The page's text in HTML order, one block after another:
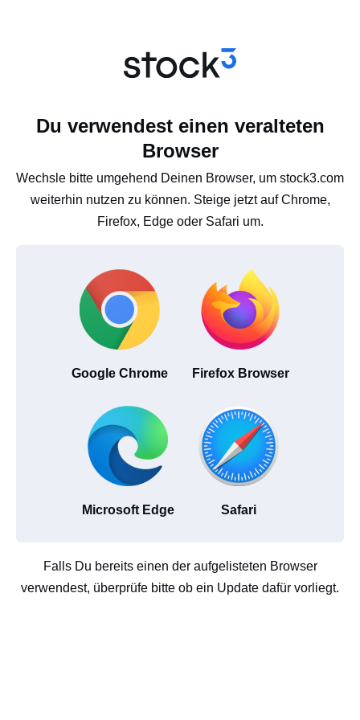
Du verwendest einen veralteten
Browser
Wechsle bitte umgehend Deinen Browser, um stock3.com
weiterhin nutzen zu können. Steige jetzt auf Chrome,
Firefox, Edge oder Safari um.
Google Chrome Firefox Browser
Microsoft Edge Safari
Falls Du bereits einen der aufgelisteten Browser
verwendest, überprüfe bitte ob ein Update dafür vorliegt.